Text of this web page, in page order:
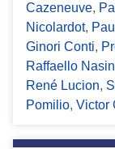
Cazeneuve,
Nicolardot,
Ginori Conti,
Raffaello
René Lucion,
Pomilio, Victor